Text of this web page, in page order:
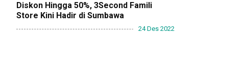
Diskon Hingga 50%, 3Second Famili
Store Kini Hadir di Sumbawa
24 Des 2022